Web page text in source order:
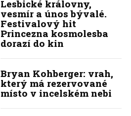
Lesbické královny,
vesmír a únos bývalé.
Festivalový hit
Princezna kosmolesba
dorazí do kin
Bryan Kohberger: vrah,
který má rezervované
místo v incelském nebi